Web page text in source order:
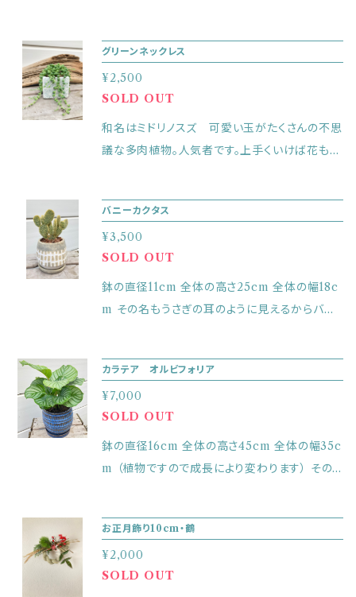
です。器以外は売り物ではございません。
グリーンネックレス
¥2,500
SOLD OUT
和名はミドリノスズ 可愛い玉がたくさんの不思
議な多肉植物。人気者です。上手くいけば花も咲
お水をあげてください。ただ、高温多湿が苦手な
ので真夏と冬は控えめで大丈夫です。 器の直径
8cm 植物を入れた高さ13cm 植物を入れた幅1
3cm ※植物なので成長します。
バニーカクタス
¥3,500
SOLD OUT
鉢の直径11cm 全体の高さ25cm 全体の幅18c
m その名もうさぎの耳のように見えるからバニ
はいらないくらいです。春から秋にかけては土が
完全に乾いたらあげてください。 室内の明るい
日向が良いです。
カラテア オルビフォリア
¥7,000
SOLD OUT
鉢の直径16cm 全体の高さ45cm 全体の幅35c
m （植物ですので成長により変わります） その
い日陰、お水はとくに春から秋は土が乾いたらた
っぷりと。たまに霧吹きで葉水もしてあげると良
いです。
お正月飾り10cm・鶴
¥2,000
SOLD OUT